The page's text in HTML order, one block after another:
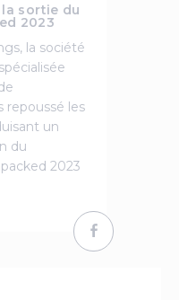
sortie du
2023
la société
repoussé les
un
du
2023